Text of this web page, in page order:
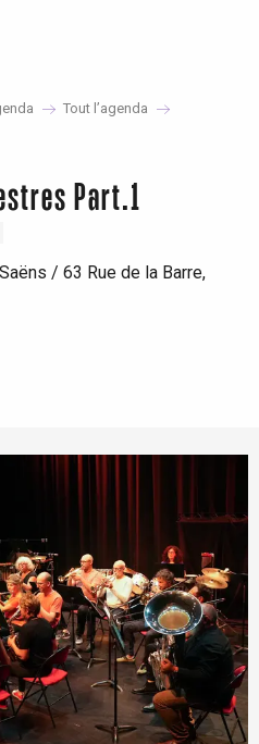
Tout l’agenda
Part.1
/ 63 Rue de la Barre,